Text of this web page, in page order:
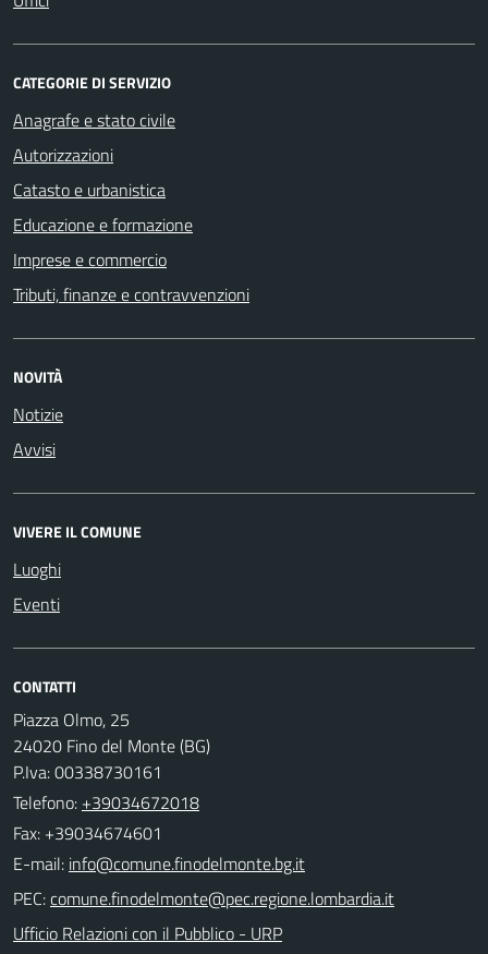
CATEGORIE DI SERVIZIO
Anagrafe e stato civile
Autorizzazioni
Catasto e urbanistica
Educazione e formazione
Imprese e commercio
Tributi, finanze e contravvenzioni
NOVITÀ
Notizie
Avvisi
VIVERE IL COMUNE
Luoghi
Eventi
CONTATTI
Piazza Olmo, 25
24020 Fino del Monte (BG)
P.Iva: 00338730161
Telefono: +39034672018
Fax: +39034674601
E-mail:
PEC:
Ufficio Relazioni con il Pubblico - URP